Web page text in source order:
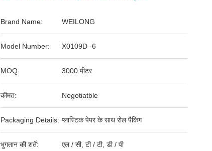
Brand Name: WEILONG
Model Number: X0109D -6
MOQ: 3000 मीटर
कीमत: Negotiatble
Packaging Details: प्लास्टिक पेपर के साथ रोल पैकिंग
भुगतान की शर्तें: एल / सी, टी / टी, डी / पी